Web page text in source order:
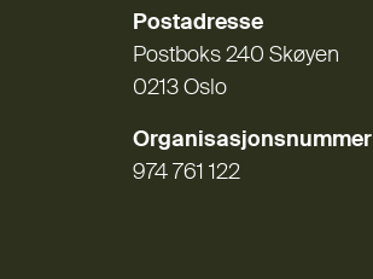
Postadresse
Postboks 240 Skøyen
0213 Oslo
Organisasjonsnummer
974 761 122